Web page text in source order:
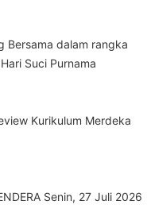
Bersama dalam rangka
Suci Purnama
Kurikulum Merdeka
Senin, 27 Juli 2026